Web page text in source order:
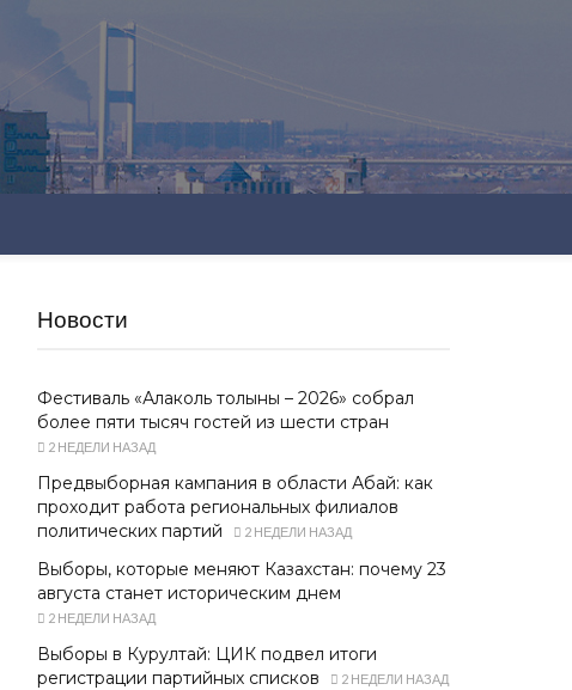
Новости
Фестиваль «Алаколь толқыны – 2026» собрал
более пяти тысяч гостей из шести стран
2 НЕДЕЛИ НАЗАД
Предвыборная кампания в области Абай: как
проходит работа региональных филиалов
политических партий
2 НЕДЕЛИ НАЗАД
Выборы, которые меняют Казахстан: почему 23
августа станет историческим днем
2 НЕДЕЛИ НАЗАД
Выборы в Курултай: ЦИК подвел итоги
регистрации партийных списков
2 НЕДЕЛИ НАЗАД